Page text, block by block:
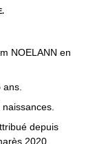
NOELANN en
ans.
naissances.
depuis
2020.